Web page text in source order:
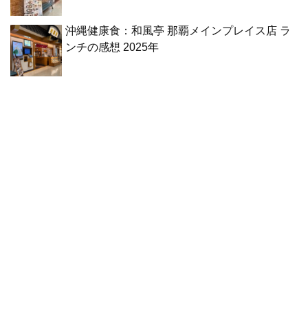
沖縄健康食：和風亭 那覇メインプレイス店 ラ
ンチの感想 2025年